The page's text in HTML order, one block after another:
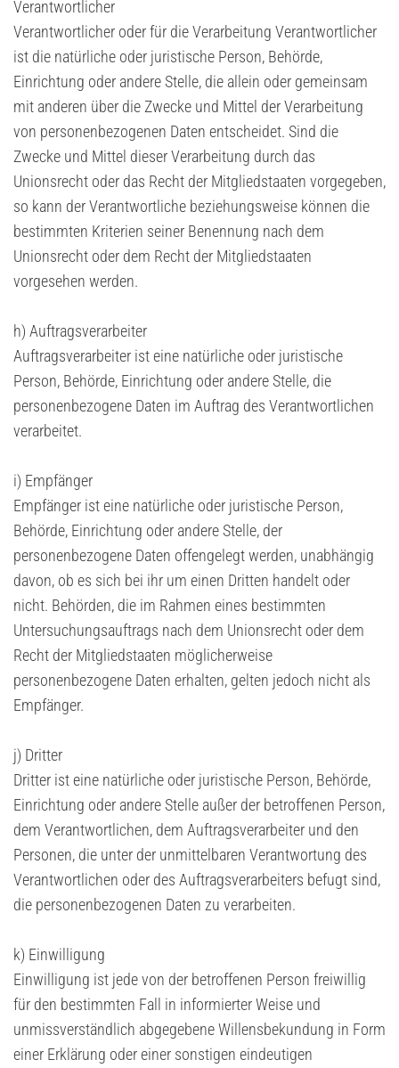
Verantwortlicher
Verantwortlicher oder für die Verarbeitung Verantwortlicher
ist die natürliche oder juristische Person, Behörde,
Einrichtung oder andere Stelle, die allein oder gemeinsam
mit anderen über die Zwecke und Mittel der Verarbeitung
von personenbezogenen Daten entscheidet. Sind die
Zwecke und Mittel dieser Verarbeitung durch das
Unionsrecht oder das Recht der Mitgliedstaaten vorgegeben,
so kann der Verantwortliche beziehungsweise können die
bestimmten Kriterien seiner Benennung nach dem
Unionsrecht oder dem Recht der Mitgliedstaaten
vorgesehen werden.
h) Auftragsverarbeiter
Auftragsverarbeiter ist eine natürliche oder juristische
Person, Behörde, Einrichtung oder andere Stelle, die
personenbezogene Daten im Auftrag des Verantwortlichen
verarbeitet.
i) Empfänger
Empfänger ist eine natürliche oder juristische Person,
Behörde, Einrichtung oder andere Stelle, der
personenbezogene Daten offengelegt werden, unabhängig
davon, ob es sich bei ihr um einen Dritten handelt oder
nicht. Behörden, die im Rahmen eines bestimmten
Untersuchungsauftrags nach dem Unionsrecht oder dem
Recht der Mitgliedstaaten möglicherweise
personenbezogene Daten erhalten, gelten jedoch nicht als
Empfänger.
j) Dritter
Dritter ist eine natürliche oder juristische Person, Behörde,
Einrichtung oder andere Stelle außer der betroffenen Person,
dem Verantwortlichen, dem Auftragsverarbeiter und den
Personen, die unter der unmittelbaren Verantwortung des
Verantwortlichen oder des Auftragsverarbeiters befugt sind,
die personenbezogenen Daten zu verarbeiten.
k) Einwilligung
Einwilligung ist jede von der betroffenen Person freiwillig
für den bestimmten Fall in informierter Weise und
unmissverständlich abgegebene Willensbekundung in Form
einer Erklärung oder einer sonstigen eindeutigen